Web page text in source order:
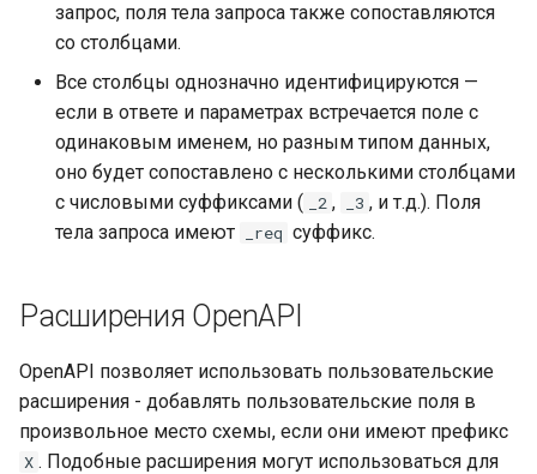
запрос, поля тела запроса также сопоставляются
со столбцами.
Все столбцы однозначно идентифицируются —
если в ответе и параметрах встречается поле с
одинаковым именем, но разным типом данных,
оно будет сопоставлено с несколькими столбцами
с числовыми суффиксами (
_2 , _3 , и т.д.). Поля
тела запроса имеют
_req суффикс.
Расширения OpenAPI
OpenAPI позволяет использовать пользовательские
расширения - добавлять пользовательские поля в
произвольное место схемы, если они имеют префикс
X . Подобные расширения могут использоваться для